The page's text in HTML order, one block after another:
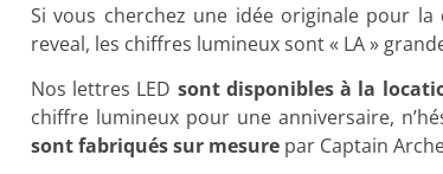
Si vous cherchez une idée originale pour
reveal, les chiffres lumineux sont « LA »
Nos lettres LED sont disponibles à la
chiffre lumineux pour une anniversaire,
sont fabriqués sur mesure par Captain